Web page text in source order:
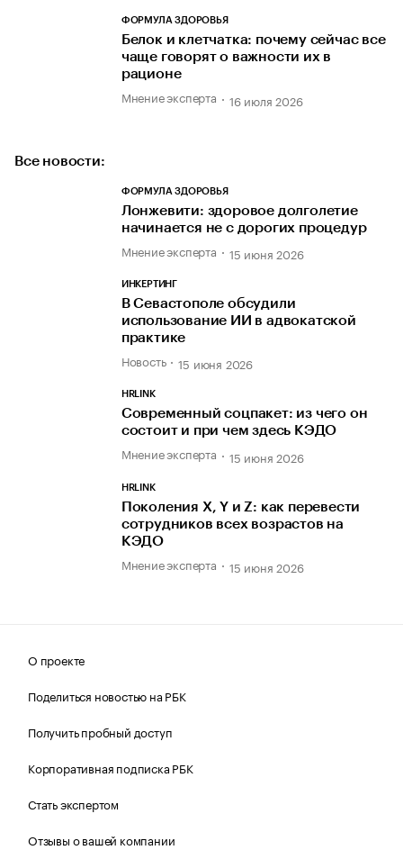
ФОРМУЛА ЗДОРОВЬЯ
Белок и клетчатка: почему сейчас все
чаще говорят о важности их в
рационе
Мнение эксперта 16 июля 2026
Все новости:
ФОРМУЛА ЗДОРОВЬЯ
Лонжевити: здоровое долголетие
начинается не с дорогих процедур
Мнение эксперта 15 июня 2026
ИНКЕРТИНГ
В Севастополе обсудили
использование ИИ в адвокатской
практике
Новость 15 июня 2026
HRLINK
Современный соцпакет: из чего он
состоит и при чем здесь КЭДО
Мнение эксперта 15 июня 2026
HRLINK
Поколения X, Y и Z: как перевести
сотрудников всех возрастов на
КЭДО
Мнение эксперта 15 июня 2026
О проекте
Поделиться новостью на РБК
Получить пробный доступ
Корпоративная подписка РБК
Стать экспертом
Отзывы о вашей компании